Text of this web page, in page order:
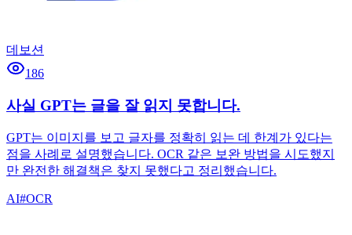
데보션
186
사실 GPT는 글을 잘 읽지 못합니다.
GPT는 이미지를 보고 글자를 정확히 읽는 데 한계가 있다는
점을 사례로 설명했습니다. OCR 같은 보완 방법을 시도했지
만 완전한 해결책은 찾지 못했다고 정리했습니다.
AI#OCR